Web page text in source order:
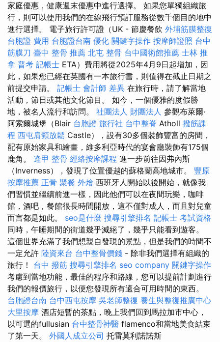
家庭優惠，健康週末優惠中進行選擇。 如果您單獨組織旅
行，則可以使用我們的在線飛行預訂服務從數千個目的地中
進行選擇。 電子旅行許可證（UK - 節慶餐飲 外埔筋膜整復
台胞證 費用 台胞證台南 優化 關鍵字操作 按摩師證照 台中
筋膜刀 臺中 整骨 推薦 北屯 整骨 台中國術館推薦 士林 推
拿 普考 記帳士 ETA）費用將從2025年4月9日起增加，因
此，如果您已經在英國有一本旅行書，則值得在截止日期之
前提交申請。 記帳士 會計師 差異 在旅行時，請了解當地
活動，節日或其他文化節目。 如今，一個優雅的度假勝
地，被名人流行和訪問。 社團法人 財團法人 參觀布萊爾·
阿索爾城堡（Blair 台胞證 旅行社 台中整脊 Atholl 撥筋課
程 西屯肩頸放鬆 Castle），設有30多個裝飾豐富的房間，
配有原始家具和繪畫，維多利亞時代的宴會廳裝飾有175個
鹿角。 逢甲 整骨 經絡按摩課程 進一步前往因弗內斯
（Inverness），發現了位置優越的蘇格蘭高地城市。 豐原
按摩推薦 正骨 聚餐 外燴 西班牙人開始以後開始，就像我
們習慣並繼續前進一樣，因此他們可以在夜間玩樂，咖啡
館，酒吧，餐館很長時間開放，這不僅對成人，而且對兒童
而言都是如此。 seo是什麼 搜尋引擎排名 記帳士 考試資格
同時，午睡期間的街道幾乎滅絕了，幾乎只能看到遊客。
這個世界充滿了我們想親自發現的景點，但是我們的時間不
一定允許 陸資來台 台中整骨價錢 - 除非我們選擇有組織的
旅行！ 台中 撥筋 搜尋引擎排名 seo company 關鍵字操作
考慮到當地功能，最佳的程序和路線，您可以提前計劃進行
我們的報價旅行，以便您發現所有適合可用時間的東西。
台胞證台南 台中西屯按摩 吳老師整復 養生與整復推廣中心
大里按摩 酒店短暫的茶點，晚上我們回到馬拉加市中心，
以可選的fullusian 台中整骨神醫 flamenco和當地美食結束
了第一天。 外國人成立公司 托雷莫利諾諾斯